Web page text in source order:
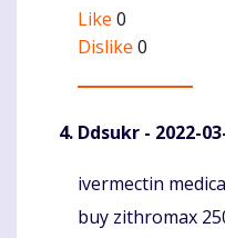
Like 0
Dislike 0
Ddsukr - 2022-
Komentaras
ivermectin
buy zithromax